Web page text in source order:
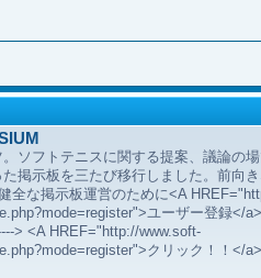
ソフトテニスに関する提案、議論の
掲示板を三たび移行しました。前向
全な掲示板運営のために<A
ユーザー登録</
> <A HREF="http://www.soft-
クリック！！</a>